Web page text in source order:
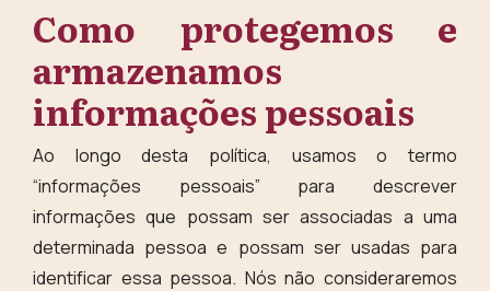
Como protegemos e
armazenamos
informações pessoais
Ao longo desta política, usamos o termo
“informações pessoais” para descrever
informações que possam ser associadas a uma
determinada pessoa e possam ser usadas para
identificar essa pessoa. Nós não consideraremos